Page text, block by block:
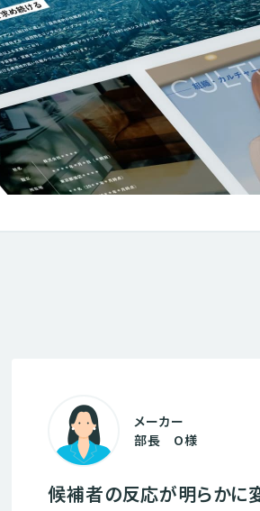
メーカー
部長 O様
候補者の反応が明らかに